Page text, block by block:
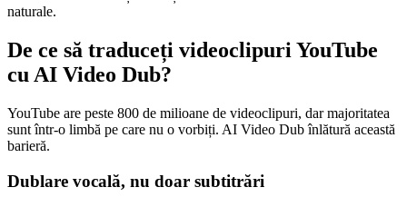
naturale.
De ce să traduceți videoclipuri YouTube
cu AI Video Dub?
YouTube are peste 800 de milioane de videoclipuri, dar majoritatea
sunt într-o limbă pe care nu o vorbiți. AI Video Dub înlătură această
barieră.
Dublare vocală, nu doar subtitrări